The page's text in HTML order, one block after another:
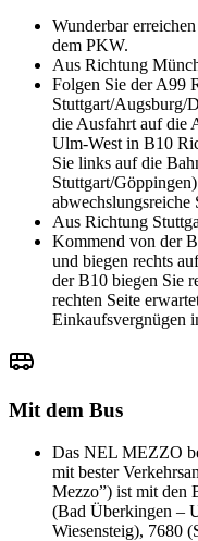
Wunderbar
dem PKW.
Aus Richtung
Folgen Sie der A99
Stuttgart/Augsburg/
die Ausfahrt auf die
Ulm-West in B10
Sie links auf die
Stuttgart/
Aus Richtung
Kommend von der
und biegen rechts
der B10 biegen Sie
rechten Seite
Einkaufsvergnügen
Mit dem Bus
Das NEL MEZZO
mit bester
Mezzo”) ist mit den
(Bad Überkingen –
Wiesensteig), 7680